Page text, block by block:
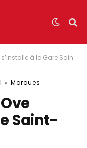
à la Gare Saint-Lazare
Marques
Saint-